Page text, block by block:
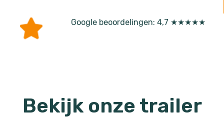
Google beoordelingen: 4,7 ★★★★★
Bekijk onze trailer